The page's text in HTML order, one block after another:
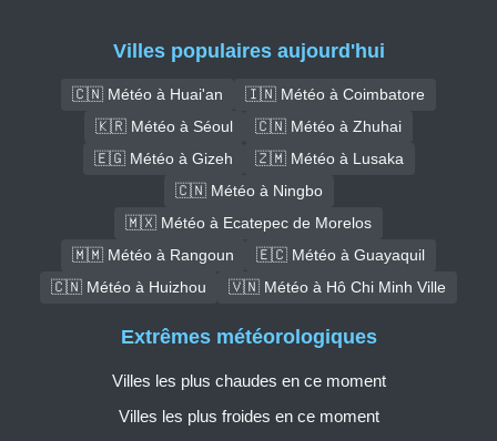
Villes populaires aujourd'hui
🇨🇳 Météo à Huai'an
🇮🇳 Météo à Coimbatore
🇰🇷 Météo à Séoul
🇨🇳 Météo à Zhuhai
🇪🇬 Météo à Gizeh
🇿🇲 Météo à Lusaka
🇨🇳 Météo à Ningbo
🇲🇽 Météo à Ecatepec de Morelos
🇲🇲 Météo à Rangoun
🇪🇨 Météo à Guayaquil
🇨🇳 Météo à Huizhou
🇻🇳 Météo à Hô Chi Minh Ville
Extrêmes météorologiques
Villes les plus chaudes en ce moment
Villes les plus froides en ce moment